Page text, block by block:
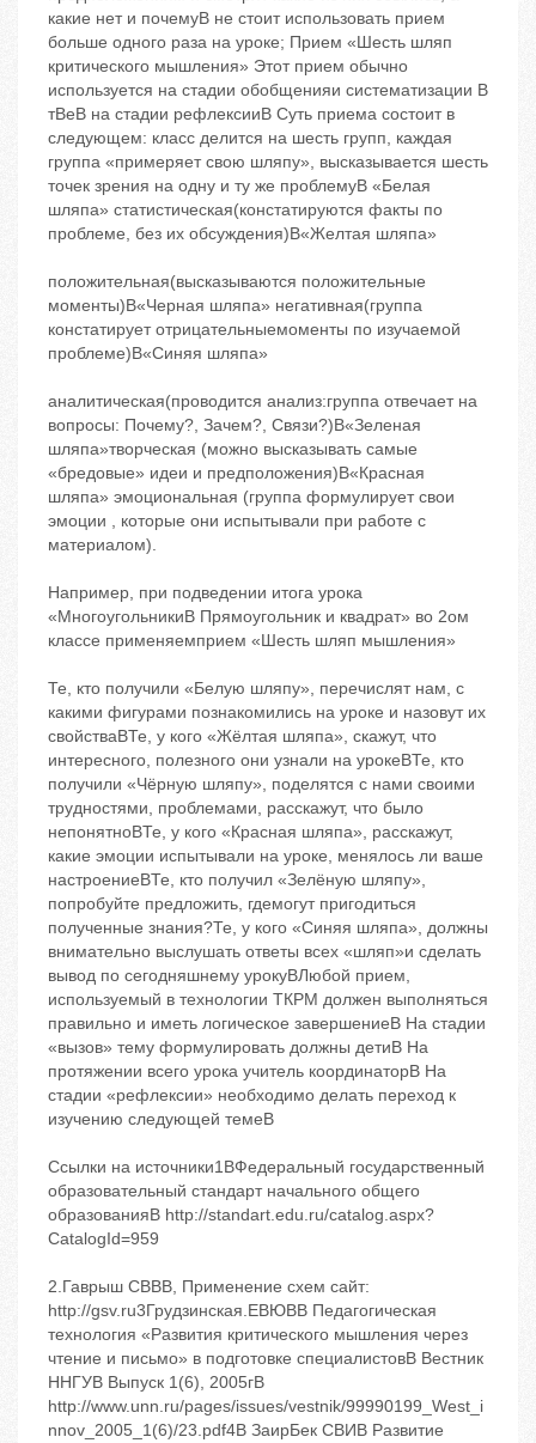
какие нет и почемуB не стоит использовать прием
больше одного раза на уроке; Прием «Шесть шляп
критического мышления» Этот прием обычно
используется на стадии обобщенияи систематизации B
тBеB на стадии рефлексииB Суть приема состоит в
следующем: класс делится на шесть групп, каждая
группа «примеряет свою шляпу», высказывается шесть
точек зрения на одну и ту же проблемуB «Белая
шляпа» статистическая(констатируются факты по
проблеме, без их обсуждения)B«Желтая шляпа»
положительная(высказываются положительные
моменты)B«Черная шляпа» негативная(группа
констатирует отрицательныемоменты по изучаемой
проблеме)B«Синяя шляпа»
аналитическая(проводится анализ:группа отвечает на
вопросы: Почему?, Зачем?, Связи?)B«Зеленая
шляпа»творческая (можно высказывать самые
«бредовые» идеи и предположения)B«Красная
шляпа» эмоциональная (группа формулирует свои
эмоции , которые они испытывали при работе с
материалом).
Например, при подведении итога урока
«МногоугольникиB Прямоугольник и квадрат» во 2ом
классе применяемприем «Шесть шляп мышления»
Те, кто получили «Белую шляпу», перечислят нам, с
какими фигурами познакомились на уроке и назовут их
свойстваBТе, у кого «Жёлтая шляпа», скажут, что
интересного, полезного они узнали на урокеBТе, кто
получили «Чёрную шляпу», поделятся с нами своими
трудностями, проблемами, расскажут, что было
непонятноBТе, у кого «Красная шляпа», расскажут,
какие эмоции испытывали на уроке, менялось ли ваше
настроениеBТе, кто получил «Зелёную шляпу»,
попробуйте предложить, гдемогут пригодиться
полученные знания?Те, у кого «Синяя шляпа», должны
внимательно выслушать ответы всех «шляп»и сделать
вывод по сегодняшнему урокуBЛюбой прием,
используемый в технологии ТКРМ должен выполняться
правильно и иметь логическое завершениеB На стадии
«вызов» тему формулировать должны детиB На
протяжении всего урока учитель ‬координаторB На
стадии «рефлексии» необходимо делать переход к
изучению следующей темеB
Ссылки на источники1BФедеральный государственный
образовательный стандарт начального общего
образованияB http://standart.edu.ru/catalog.aspx?
CatalogId=959
2.Гаврыш СBВB, Применение схем сайт:
http://gsv.ru3Грудзинская.ЕBЮBB Педагогическая
технология «Развития критического мышления через
чтение и письмо» в подготовке специалистовB Вестник
ННГУB Выпуск 1(6), 2005гB
http://www.unn.ru/pages/issues/vestnik/99990199_West_i
nnov_2005_1(6)/23.pdf4B ЗаирБек СBИB Развитие